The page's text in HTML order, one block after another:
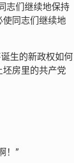
志们继续地保持
同志们继续地
生的新政权如何
房里的共产党
！”